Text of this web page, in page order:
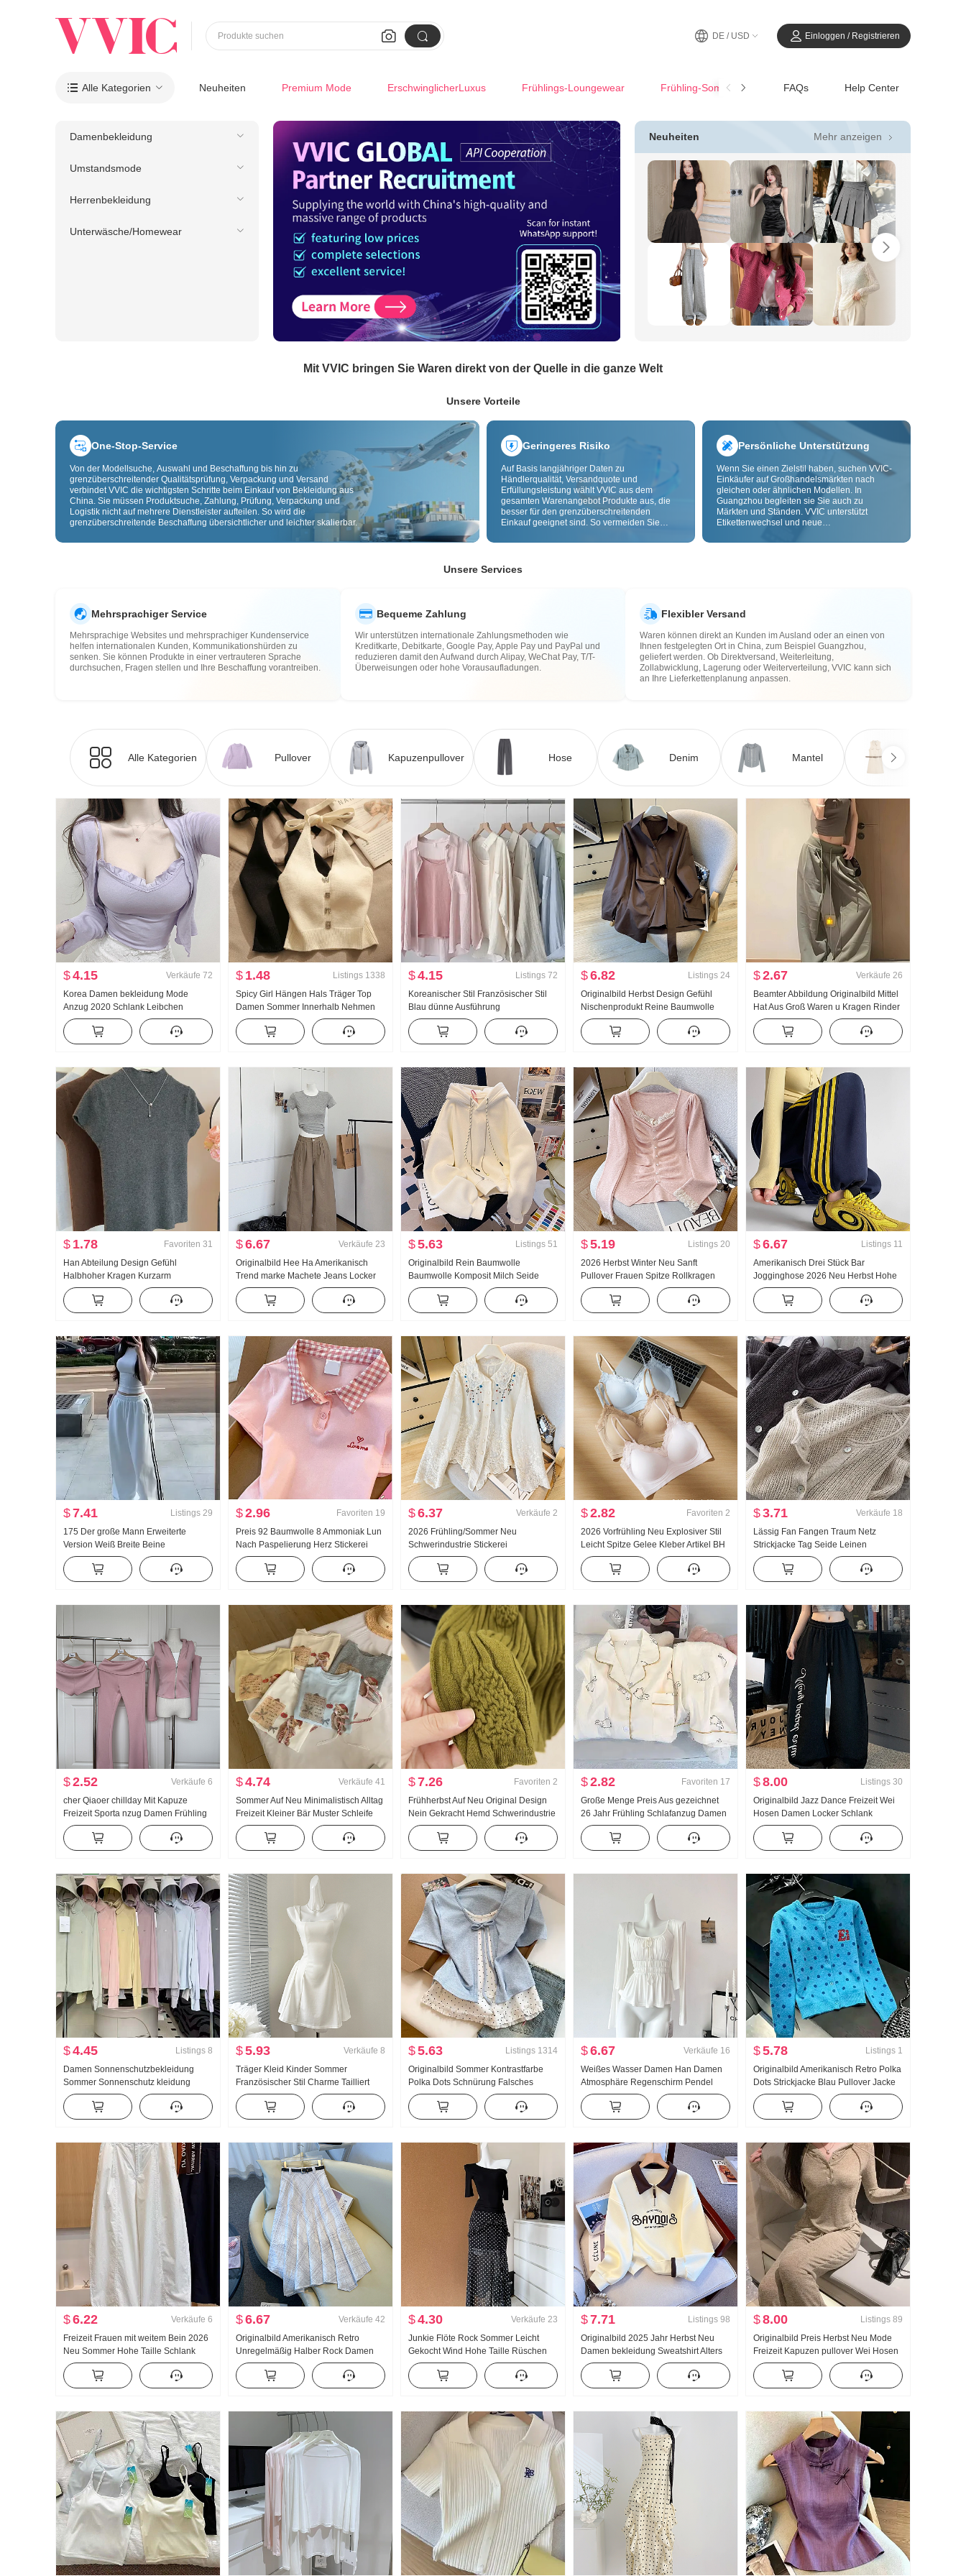
 
Produkte suchen DE / USD Einloggen / Registrieren
 Alle Kategorien Neuheiten Premium Mode ErschwinglicherLuxus Frühlings-Loungewear Frühling-SommerCasual FAQs Help Center
Damenbekleidung
Umstandsmode
Herrenbekleidung
Unterwäsche/Homewear
Neuheiten Mehr anzeigen 
Mit VVIC bringen Sie Waren direkt von der Quelle in die ganze Welt
Unsere Vorteile
One-Stop-Service
Von der Modellsuche, Auswahl und Beschaffung bis hin zu
grenzüberschreitender Qualitätsprüfung, Verpackung und Versand
verbindet VVIC die wichtigsten Schritte beim Einkauf von Bekleidung aus
China. Sie müssen Produktsuche, Zahlung, Prüfung, Verpackung und
Logistik nicht auf mehrere Dienstleister aufteilen. So wird die
grenzüberschreitende Beschaffung übersichtlicher und leichter skalierbar.
Geringeres Risiko
Auf Basis langjähriger Daten zu
Händlerqualität, Versandquote und
Erfüllungsleistung wählt VVIC aus dem
gesamten Warenangebot Produkte aus, die
besser für den grenzüberschreitenden
Einkauf geeignet sind. So vermeiden Sie
riskante Artikel. Cross-Border-
zusätzlich Risiken bei Qualität,
Persönliche Unterstützung
Wenn Sie einen Zielstil haben, suchen VVIC-
Einkäufer auf Großhandelsmärkten nach
gleichen oder ähnlichen Modellen. In
Guangzhou begleiten sie Sie auch zu
Märkten und Ständen. VVIC unterstützt
Etikettenwechsel und neue
Anpassung nach Bild oder Muster, damit Ihre
Unsere Services
Mehrsprachiger Service
Mehrsprachige Websites und mehrsprachiger Kundenservice
helfen internationalen Kunden, Kommunikationshürden zu
senken. Sie können Produkte in einer vertrauteren Sprache
durchsuchen, Fragen stellen und Ihre Beschaffung vorantreiben.
Bequeme Zahlung
Wir unterstützen internationale Zahlungsmethoden wie
Kreditkarte, Debitkarte, Google Pay, Apple Pay und PayPal und
reduzieren damit den Aufwand durch Alipay, WeChat Pay, T/T-
Überweisungen oder hohe Vorausaufladungen.
Flexibler Versand
Waren können direkt an Kunden im Ausland oder an einen von
Ihnen festgelegten Ort in China, zum Beispiel Guangzhou,
geliefert werden. Ob Direktversand, Weiterleitung,
Zollabwicklung, Lagerung oder Weiterverteilung, VVIC kann sich
an Ihre Lieferkettenplanung anpassen.
Alle Kategorien Pullover Kapuzenpullover Hose Denim Mantel
$4.15 Verkäufe 72
Korea Damen bekleidung Mode
Anzug 2020 Schlank Leibchen
Strickjacke Zweiteiliges Set T-Shirt
Top Damen
$ 1.48 Listings 1338
Spicy Girl Hängen Hals Träger Top
Damen Sommer Innerhalb Nehmen
Außerhalb zu tragen Schönheit
Rücken Schlank Design Gefühl
Schulterfrei Kurz Strick Weste
$4.15 Listings 72
Koreanischer Stil Französischer Stil
Blau dünne Ausführung
Sonnenschutzbekleidung Langarm
Hemd Damen Sommerkleid ung
Locker Freizeit Lässig Langarm
$6.82 Listings 24
Originalbild Herbst Design Gefühl
Nischenprodukt Reine Baumwolle
Metall Dekoration Tailliert Schlank
Locker Langarm Hemd Damen
oberteile
$2.67 Verkäufe 26
Beamter Abbildung Originalbild Mittel
Hat Aus Groß Waren u Kragen Rinder
knochen Schnalle I-Zeichen Weste
Träger Breite Beine Bodenlang Sport
Lange Hose Anzug
$ 1.78 Favoriten 31
Han Abteilung Design Gefühl
Halbhoher Kragen Kurzarm
Strickpullover Damen Herbst 2024
Neu Unifarben Vielseitig kombinierbar
Schlank Schlank Top
$6.67 Verkäufe 23
Originalbild Hee Ha Amerikanisch
Trend marke Machete Jeans Locker
Breite Beine Freizeit Hose
$5.63 Listings 51
Originalbild Rein Baumwolle
Baumwolle Komposit Milch Seide
Sweatshirt Damen dünne Ausführung
2025 Herbst Neu Mit Kapuze
Langarm T-Shirt Top
$5.19 Listings 20
2026 Herbst Winter Neu Sanft
Pullover Frauen Spitze Rollkragen
Verdickt Strickpullover Damen Design
Gefühl Spitze Langarm Top
$6.67 Listings 11
Amerikanisch Drei Stück Bar
Jogginghose 2026 Neu Herbst Hohe
Taille Breite Beine Bündchen
Freizeithose Wei Hosen Cargo-Hose
$7.41 Listings 29
175 Der große Mann Erweiterte
Version Weiß Breite Beine
Jogginghose Damen Frühling/Herbst
Neu Vielseitig kombinierbar Gestreift
Freizeit Bodenlang Hose
$2.96 Favoriten 19
Preis 92 Baumwolle 8 Ammoniak Lun
Nach Paspelierung Herz Stickerei
Süß Kurz Polo-Kragen T-Shirt Schlank
Petite Modisch
$6.37 Verkäufe 2
2026 Frühling/Sommer Neu
Schwerindustrie Stickerei
Puppenkragen Hemd Frauen
Französischer Stil Retro
Sonnenschutz Strickjacke
$2.82 Favoriten 2
2026 Vorfrühling Neu Explosiver Stil
Leicht Spitze Gelee Kleber Artikel BH
Innerhalb Gürtel Brust Pad Schlank
Weste Frauen
$3.71 Verkäufe 18
Lässig Fan Fangen Traum Netz
Strickjacke Tag Seide Leinen
Handarbeit Wählen Loch
Durchbrochen Strick Strickjacke
Damen Klimaanlage Sonnenschutz
$2.52 Verkäufe 6
cher Qiaoer chillday Mit Kapuze
Freizeit Sporta nzug Damen Frühling
Schulterfrei Jacke Schlaghose
Dreiteiliges Set
$4.74 Verkäufe 41
Sommer Auf Neu Minimalistisch Alltag
Freizeit Kleiner Bär Muster Schleife
Locker Nischenprodukt Kurzarm T-
Shirt Koreanischer Stil Strick Top
$7.26 Favoriten 2
Frühherbst Auf Neu Original Design
Nein Gekracht Hemd Schwerindustrie
Jacquard Strick Top Damen Herbst
Neu Schlank
$2.82 Favoriten 17
Große Menge Preis Aus gezeichnet
26 Jahr Frühling Schlafanzug Damen
Neu Wolken Baumwolle Langarm
Klein Reverskragen Home Service
Anzug Live-Übertragung Hoch
$8.00 Listings 30
Originalbild Jazz Dance Freizeit Wei
Hosen Damen Locker Schlank
Jogginghose Abseilen Gefühl Komfort
Weite Hose Bündchen
$4.45 Listings 8
Damen Sonnenschutzbekleidung
Sommer Sonnenschutz kleidung
Nylon dünne Ausführung Eis Seide
Atmungsaktiv Jacke Locker Große
Größe Hoodie
$5.93 Verkäufe 8
Träger Kleid Kinder Sommer
Französischer Stil Charme Tailliert
Schlank Trägerkleid Minirock
$5.63 Listings 1314
Originalbild Sommer Kontrastfarbe
Polka Dots Schnürung Falsches
Zweiteiler Kurzarm T-Shirt Damen
Sommer Neu Süßer Stil
Nischenprodukt Top
$6.67 Verkäufe 16
Weißes Wasser Damen Han Damen
Atmosphäre Regenschirm Pendel
Groß u Kragen Träger Zwei Tragen
Design Gefühl Strickjacke Damen
Sommer Schlank Träger Top
$5.78 Listings 1
Originalbild Amerikanisch Retro Polka
Dots Strickjacke Blau Pullover Jacke
Frauen Herbst Neu Lässig Wind
Strickpullover Top ins
$6.22 Verkäufe 6
Freizeit Frauen mit weitem Bein 2026
Neu Sommer Hohe Taille Schlank
Große Größe Petite Minimalistisch
Locker Neun Punkte Machete Hosen
$6.67 Verkäufe 42
Originalbild Amerikanisch Retro
Unregelmäßig Halber Rock Damen
Leinen Mittel-Langer Rock Kariert A-
Linien-Rock Unregelmäßig
Fischschwanz Pendel Rock
$4.30 Verkäufe 23
Junkie Flöte Rock Sommer Leicht
Gekocht Wind Hohe Taille Rüschen
Schlitz Schwarz Polka Dots Halber
Rock Tag Seide Schräg Schulter
Kleidung
$7.71 Listings 98
Originalbild 2025 Jahr Herbst Neu
Damen bekleidung Sweatshirt Alters
reduzierung Die Hälfte
Reißverschluss Mode Polo-Kragen
Freizeit Vielseitig kombinierbar
$8.00 Listings 89
Originalbild Preis Herbst Neu Mode
Freizeit Kapuzen pullover Wei Hosen
Schlank Anzug Sporta nzug Damen
Modisch